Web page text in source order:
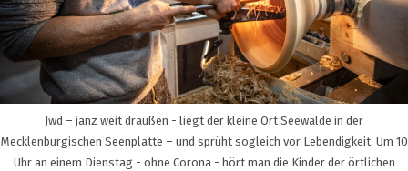
Jwd – janz weit draußen - liegt der kleine Ort Seewalde in der
Mecklenburgischen Seenplatte – und sprüht sogleich vor Lebendigkeit. Um 10
Uhr an einem Dienstag - ohne Corona - hört man die Kinder der örtlichen